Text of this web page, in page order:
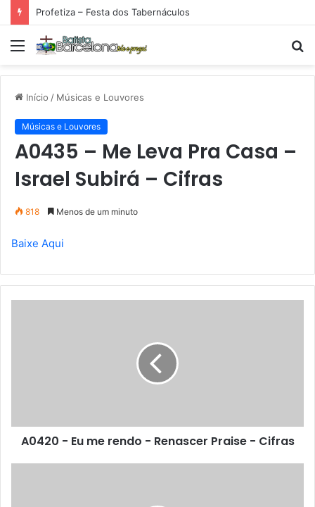
Profetiza – Festa dos Tabernáculos
Menu
Início / Músicas e Louvores
Músicas e Louvores
A0435 – Me Leva Pra Casa –
Israel Subirá – Cifras
818 Menos de um minuto
Baixe Aqui
A0420 - Eu me rendo - Renascer Praise - Cifras